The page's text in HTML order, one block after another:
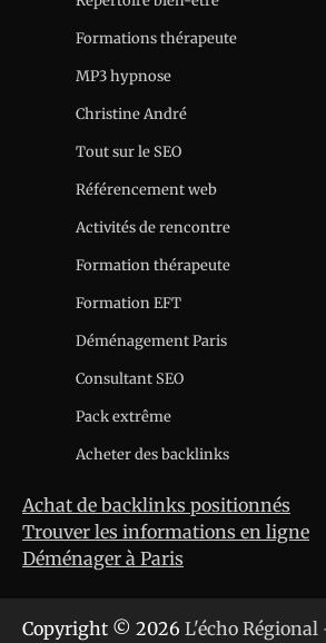
Formations thérapeute
MP3 hypnose
Christine André
Tout sur le SEO
Référencement web
Activités de rencontre
Formation thérapeute
Formation EFT
Déménagement Paris
Consultant SEO
Pack extrême
Acheter des backlinks
Achat de backlinks positionnés
Trouver les informations en ligne
Déménager à Paris
Copyright © 2026 L'écho Régional